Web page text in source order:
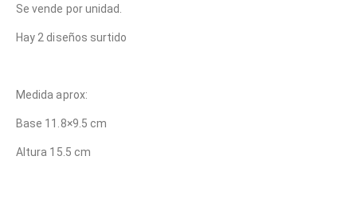
Se vende por unidad.
Hay 2 diseños surtido
Medida aprox:
Base 11.8×9.5 cm
Altura 15.5 cm